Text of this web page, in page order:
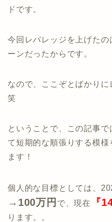
ドです。
今回レバレッジを上げたの
ーンだったからです。
なので、ここぞとばかりに
笑
ということで、この記事
て短期的な順張りする模
ます！
個人的な目標としては、
→100万円 で、現在 『
ります。。